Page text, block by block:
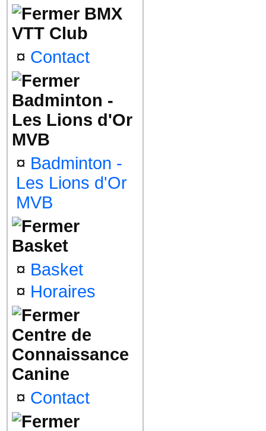
BMX
VTT Club
¤ Contact
Badminton -
Les Lions d'Or
MVB
¤ Badminton -
Les Lions d'Or
MVB
Basket
¤ Basket
¤ Horaires
Centre de
Connaissance
Canine
¤ Contact